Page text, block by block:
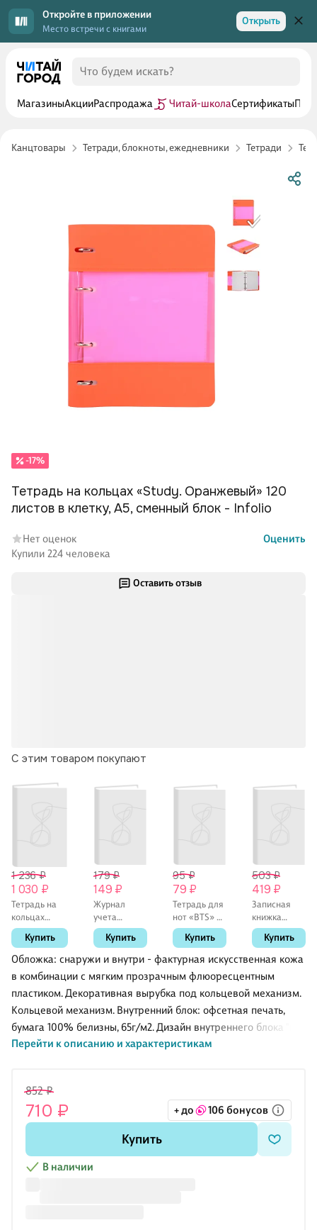
Откройте в приложении
Место встречи с книгами
Открыть
МагазиныАкцииРаспродажа Читай-школаСертификаты
Канцтовары Тетради, блокноты, ежедневники Тетради
Оставить отзыв
Обложка: снаружи и внутри - фактурная искусственная кожа
в комбинации с мягким прозрачным флюоресцентным
пластиком. Декоративная вырубка под кольцевой механизм.
Кольцевой механизм. Внутренний блок: офсетная печать,
бумага 100% белизны, 65г/м2. Дизайн внутреннего блока "в
клетку"
Перейти к описанию и характеристикам
С этим товаром покупают
1 236 ₽
1 030 ₽
Тетрадь на
кольцах
«Emotion.
Розовый» 120
листов в
сменный
блок - Infolio
Купить
179 ₽
149 ₽
Журнал
учета
входящих
документов
Купить
95 ₽
79 ₽
Тетрадь для
нот «BTS» 8
листов, А5,
скрепка -
Эксмо
Купить
503 ₽
419 ₽
Записная
книжка
«Чебурашка»
А6, скрепка,
4 штуки,
Купить
-17%
Тетрадь на кольцах «Study. Оранжевый» 120
листов в клетку, А5, сменный блок - Infolio
Нет оценок
Оценить
Купили 224 человека
852 ₽
710 ₽ + до 106 бонусов
Купить
В наличии